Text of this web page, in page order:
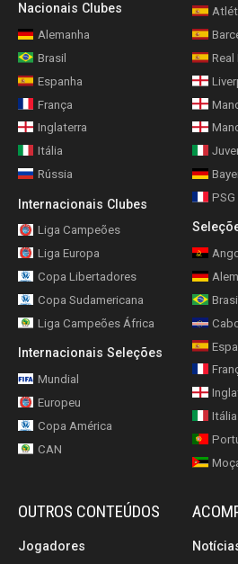
Nacionais Clubes
Alemanha
Brasil
Espanha
França
Inglaterra
Itália
Rússia
Internacionais Clubes
Liga Campeões
Liga Europa
Copa Libertadores
Copa Sudamericana
Liga Campeões África
Internacionais Seleções
Mundial
Europeu
Copa América
CAN
Real
PSG
Brasil
Itália
OUTROS CONTEÚDOS
Jogadores